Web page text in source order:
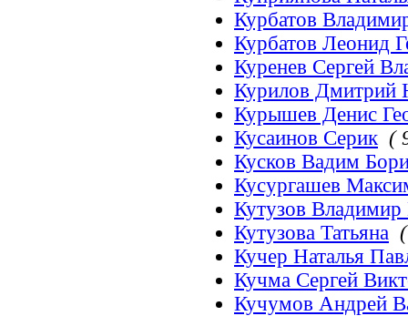
Курбатов
Курбатов Леонид
Куренев Сергей
Курилов Дмитрий
Курышев Денис
Кусаинов Серик (
Кусков Вадим
Кусургашев
Кутузов Владимир
Кутузова Татьяна
Кучер Наталья
Кучма Сергей
Кучумов Андрей